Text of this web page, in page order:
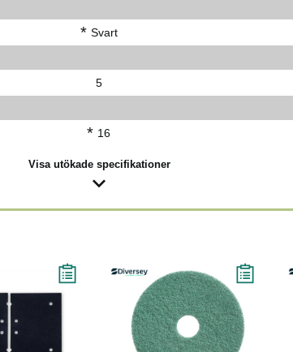
* Svart
5
* 16
Visa utökade specifikationer